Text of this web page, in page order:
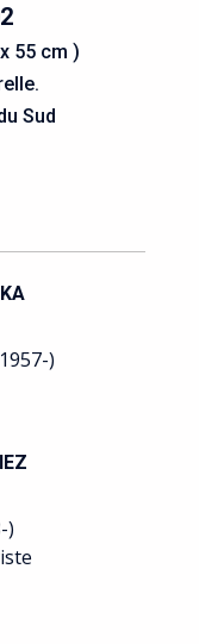
55 cm )
Sud
)
)